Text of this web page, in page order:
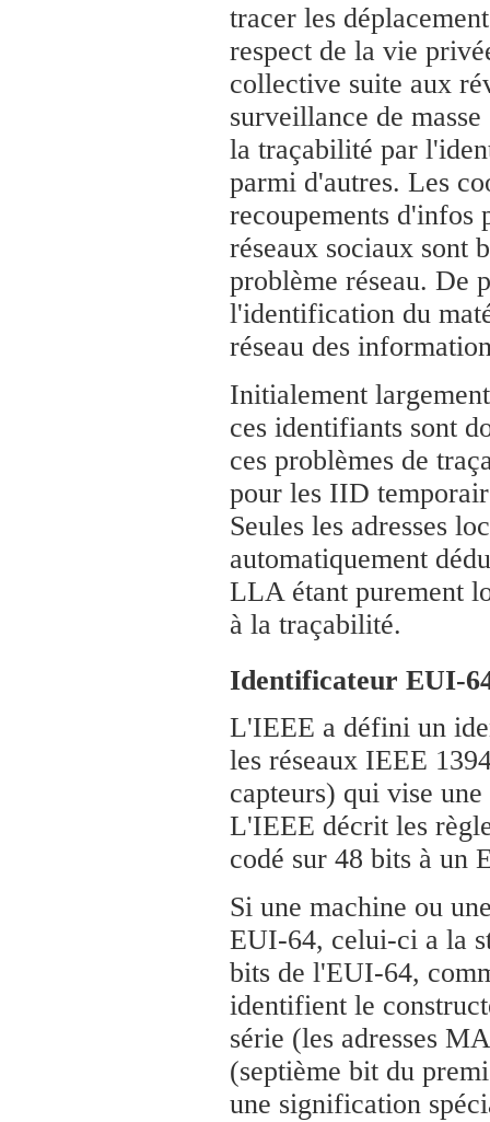
tracer les
respect de la vie
collective suite aux
surveillance de
la traçabilité par
parmi d'autres. Les
recoupements d'infos
réseaux sociaux sont
problème réseau. De
l'identification du
réseau des
Initialement
ces identifiants sont
ces problèmes de
pour les IID
Seules les adresses
automatiquement
LLA étant purement
à la traçabilité.
Identificateur EUI-
L'IEEE a défini un
les réseaux IEEE
capteurs) qui vise
L'IEEE décrit les
codé sur 48 bits à un
Si une machine ou
EUI-64, celui-ci a la
bits de l'EUI-64,
identifient le
série (les adresses
(septième bit du
une signification